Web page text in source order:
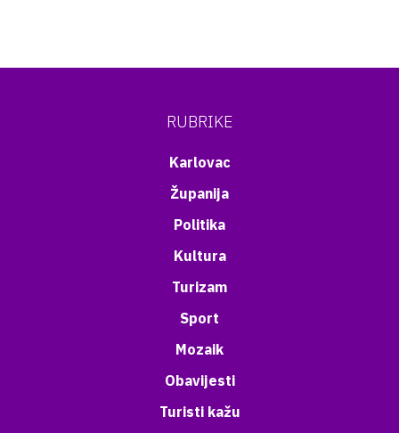
RUBRIKE
Karlovac
Županija
Politika
Kultura
Turizam
Sport
Mozaik
Obavijesti
Turisti kažu